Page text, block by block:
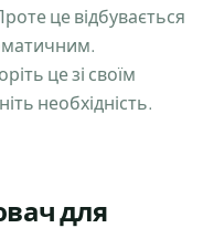
це відбувається
це зі своїм
необхідність.
для